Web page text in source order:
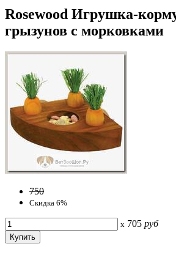
Rosewood Игрушка-
грызунов с морковками
750
Скидка 6%
x 705 руб